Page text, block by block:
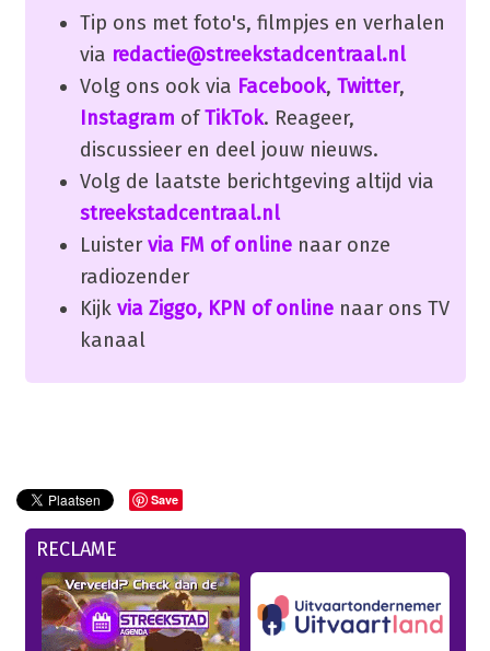
Tip ons met foto's, filmpjes en verhalen
via redactie@streekstadcentraal.nl
Volg ons ook via Facebook, Twitter,
Instagram ofTikTok. Reageer,
discussieer en deel jouw nieuws.
Volg de laatste berichtgeving altijd via
streekstadcentraal.nl
Luister via FM of onlinenaar onze
radiozender
Kijk via Ziggo, KPN of onlinenaar ons TV
kanaal
Save
RECLAME